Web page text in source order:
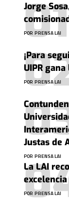
Jorge
POR PRENSA LAI
¡Para
UIPR
POR PRENSA LAI
Justas de
POR PRENSA LAI
La LAI
POR PRENSA LAI